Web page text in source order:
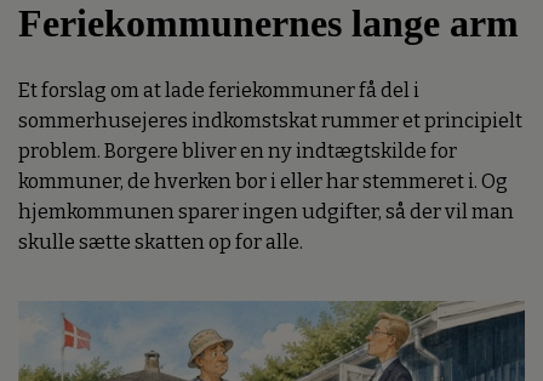
Feriekommunernes lange arm
Et forslag om at lade feriekommuner få del i
sommerhusejeres indkomstskat rummer et principielt
problem. Borgere bliver en ny indtægtskilde for
kommuner, de hverken bor i eller har stemmeret i. Og
hjemkommunen sparer ingen udgifter, så der vil man
skulle sætte skatten op for alle.